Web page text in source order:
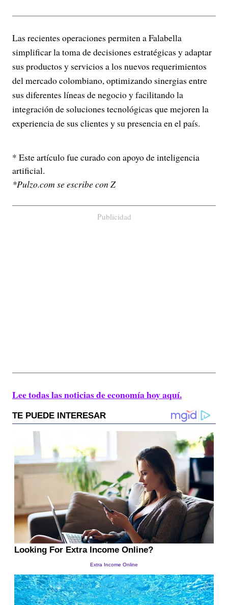
Las recientes operaciones permiten a Falabella
simplificar la toma de decisiones estratégicas y adaptar
sus productos y servicios a los nuevos requerimientos
del mercado colombiano, optimizando sinergias entre
sus diferentes líneas de negocio y facilitando la
integración de soluciones tecnológicas que mejoren la
experiencia de sus clientes y su presencia en el país.
* Este artículo fue curado con apoyo de inteligencia
artificial.
*Pulzo.com se escribe con Z
Publicidad
Lee todas las noticias de economía hoy aquí.